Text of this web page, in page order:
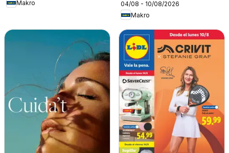
Makro
04/08 - 10/08/2026
Makro